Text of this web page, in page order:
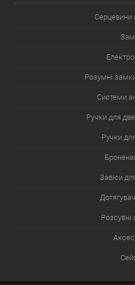
Серцевини
Розумні
Системи
Ручки для
Ручки
Завіси
Розсувні